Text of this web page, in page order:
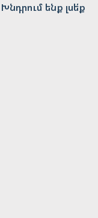
ենք լսե՛ք